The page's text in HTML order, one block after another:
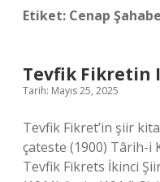
Etiket: Cenap
Tevfik Fikretin
Tarih: Mayıs 25, 2025
Tevfik Fikret’in şiir
çateste (1900) Târih-i
Tevfik Fikrets İkinci